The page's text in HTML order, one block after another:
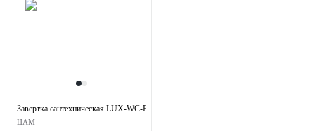
Завертка сантехническая LUX-WC-R1 CSA на круглой розетке цвет матовый хром
ЦАМ